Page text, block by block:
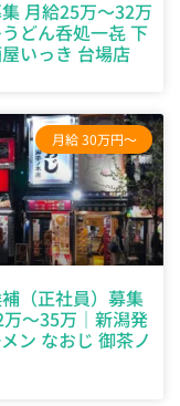
月給25万～32万
うどん呑処一㐂 下
いっき 台場店
月給 30万円～
（正社員）募集
～35万｜新潟発
ン なおじ 御茶ノ